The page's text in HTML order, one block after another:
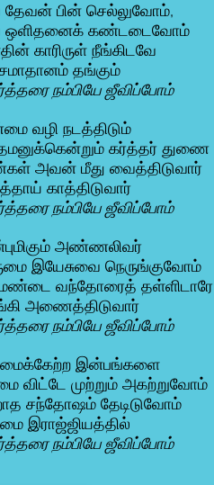
பின் செல்லுவோம்,
ஒளிதனைக் கண்டடைவோம்
காரிருள் நீங்கிடவே
தங்கும்
நம்பியே ஜீவிப்போம்
வழி நடத்திடும்
கர்த்தர் துணை
அவன் மீது வைத்திடுவார்
காத்திடுவார்
நம்பியே ஜீவிப்போம்
அண்ணலிவர்
இயேசுவை நெருங்குவோம்
வந்தோரைத் தள்ளிடாரே
அணைத்திடுவார்
நம்பியே ஜீவிப்போம்
இன்பங்களை
விட்டே முற்றும் அகற்றுவோம்
சந்தோஷம் தேடிடுவோம்
இராஜ்ஜியத்தில்
நம்பியே ஜீவிப்போம்